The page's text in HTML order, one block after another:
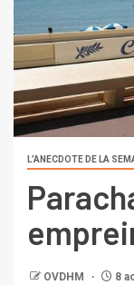
L’ANECDOTE DE LA
OVDHM 8